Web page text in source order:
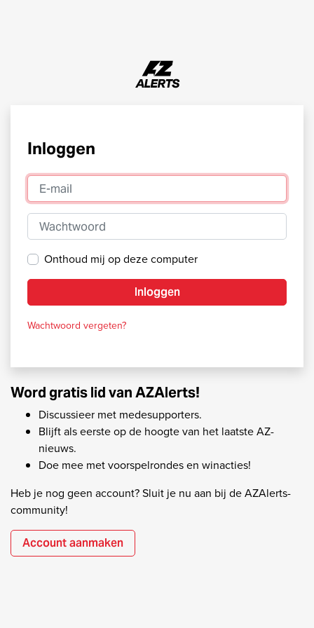
Inloggen
E-mail
Wachtwoord
Onthoud mij op deze computer
Inloggen
Wachtwoord vergeten?
Word gratis lid van AZAlerts!
Discussieer met medesupporters.
Blijft als eerste op de hoogte van het laatste AZ-
nieuws.
Doe mee met voorspelrondes en winacties!
Heb je nog geen account? Sluit je nu aan bij de AZAlerts-
community!
Account aanmaken